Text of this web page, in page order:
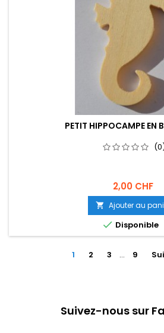
PETIT HIPPOCAMPE EN
2,00 CHF
 Ajouter au
 Disponible
1 2 3 … 9
Suivez-nous sur